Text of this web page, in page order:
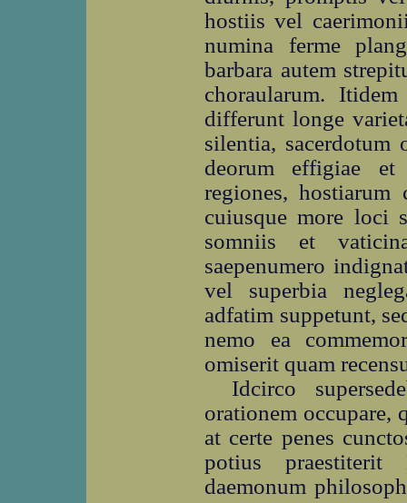
hostiis vel
numina ferme
barbara autem
choraularum.
differunt longe
silentia, sacerdotum
deorum effigiae et
regiones, hostiarum
cuiusque more loci
somniis et
saepenumero
vel superbia
adfatim suppetunt,
nemo ea
omiserit quam
Idcirco
orationem occupare,
at certe penes
potius praestiterit
daemonum